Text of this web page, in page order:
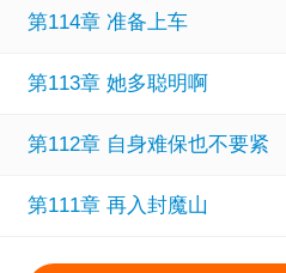
她对他讲山川美景、讲新奇异
“和尚，你若从未入过红尘，又如
……
全部进入瓶颈期。晴婕名声大噪
第114章 准备上车
第113章 她多聪明啊
第112章 自身难保也不要紧
第111章 再入封魔山